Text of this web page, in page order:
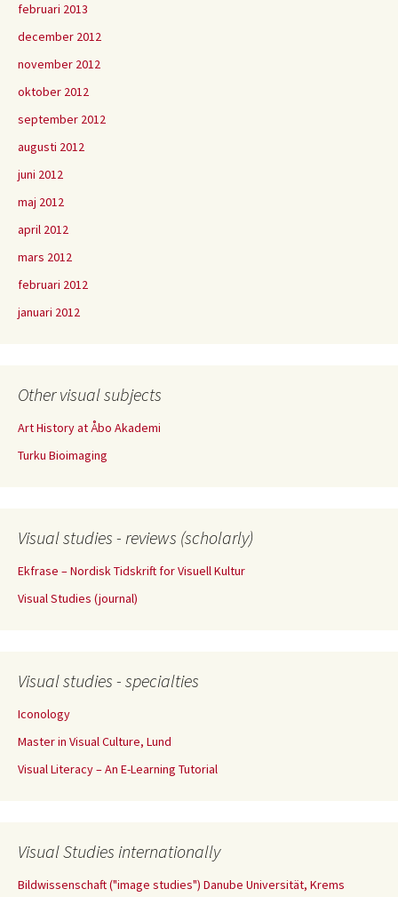
februari 2013
december 2012
november 2012
oktober 2012
september 2012
augusti 2012
juni 2012
maj 2012
april 2012
mars 2012
februari 2012
januari 2012
Other visual subjects
Art History at Åbo Akademi
Turku Bioimaging
Visual studies - reviews (scholarly)
Ekfrase – Nordisk Tidskrift for Visuell Kultur
Visual Studies (journal)
Visual studies - specialties
Iconology
Master in Visual Culture, Lund
Visual Literacy – An E-Learning Tutorial
Visual Studies internationally
Bildwissenschaft ("image studies") Danube Universität, Krems